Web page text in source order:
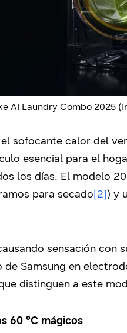
AI Laundry Combo 2025
sofocante calor del
esencial para el
los días. El modelo
para secado[2]) y
sensación con
Samsung en
distinguen a este
60 °C mágicos